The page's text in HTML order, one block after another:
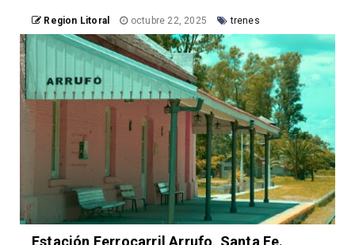
Region Litoral octubre 22, 2025 trenes